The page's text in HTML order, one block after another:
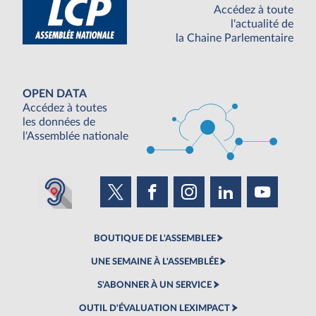
Accédez à toute
l'actualité de
la Chaine Parlementaire
OPEN DATA
Accédez à toutes
les données de
l'Assemblée nationale
BOUTIQUE DE L'ASSEMBLEE
UNE SEMAINE À L'ASSEMBLÉE
S'ABONNER À UN SERVICE
OUTIL D'ÉVALUATION LEXIMPACT